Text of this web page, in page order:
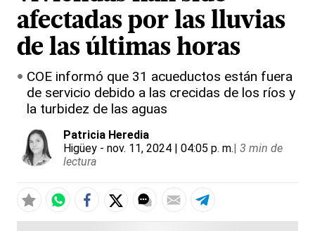
afectadas por las lluvias
de las últimas horas
COE informó que 31 acueductos están fuera
de servicio debido a las crecidas de los ríos y
la turbidez de las aguas
Patricia Heredia
Higüey - nov. 11, 2024 | 04:05 p. m.| 3 min de
lectura